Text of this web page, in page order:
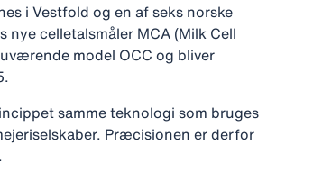
i Vestfold og en af seks norske
nye celletalsmåler MCA (Milk Cell
model OCC og bliver
samme teknologi som bruges
Præcisionen er derfor